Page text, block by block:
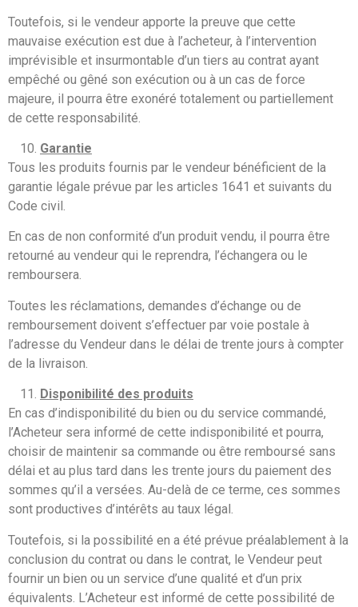
Toutefois, si le vendeur apporte la preuve que cette
mauvaise exécution est due à l’acheteur, à l’intervention
imprévisible et insurmontable d’un tiers au contrat ayant
empêché ou gêné son exécution ou à un cas de force
majeure, il pourra être exonéré totalement ou partiellement
de cette responsabilité.
Garantie
Tous les produits fournis par le vendeur bénéficient de la
garantie légale prévue par les articles 1641 et suivants du
Code civil.
En cas de non conformité d’un produit vendu, il pourra être
retourné au vendeur qui le reprendra, l’échangera ou le
remboursera.
Toutes les réclamations, demandes d’échange ou de
remboursement doivent s’effectuer par voie postale à
l’adresse du Vendeur dans le délai de trente jours à compter
de la livraison.
Disponibilité des produits
En cas d’indisponibilité du bien ou du service commandé,
l’Acheteur sera informé de cette indisponibilité et pourra,
choisir de maintenir sa commande ou être remboursé sans
délai et au plus tard dans les trente jours du paiement des
sommes qu’il a versées. Au-delà de ce terme, ces sommes
sont productives d’intérêts au taux légal.
Toutefois, si la possibilité en a été prévue préalablement à la
conclusion du contrat ou dans le contrat, le Vendeur peut
fournir un bien ou un service d’une qualité et d’un prix
équivalents. L’Acheteur est informé de cette possibilité de